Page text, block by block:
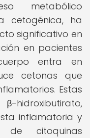
metabólico
cetogénica, ha
significativo en
en pacientes
entra en
cetonas que
Estas
hidroxibutirato,
inflamatoria y
de citoquinas